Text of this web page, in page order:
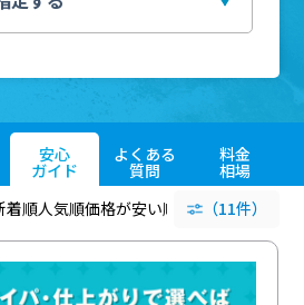
安心
ガイド
よくある
質問
料金
相場
着順人気順価格が安い順 評価が高い順
（11件）